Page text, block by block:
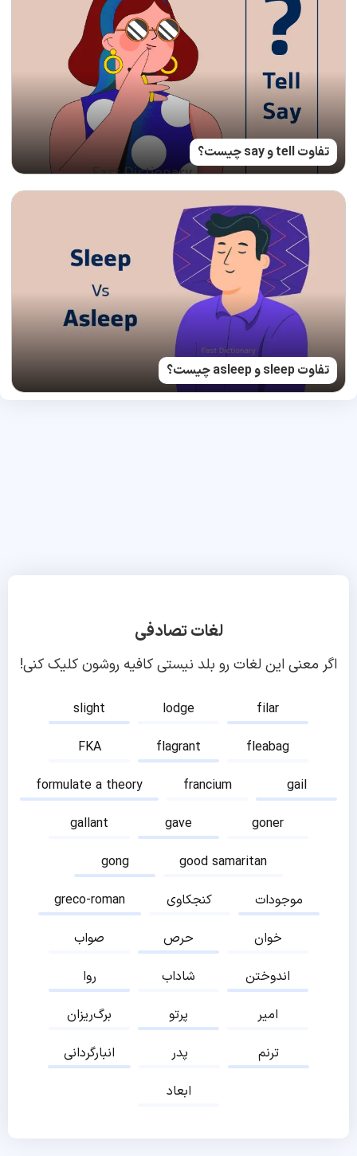
تفاوت tell و say چیست؟
تفاوت sleep و asleep چیست؟
لغات تصادفی
اگر معنی این لغات رو بلد نیستی کافیه روشون کلیک کنی!
slight lodge
filar
FKA
flagrant
fleabag
formulate a theory
francium
gail
gallant
gave
goner
gong
good samaritan
greco-roman
کنجکاوی
موجودات
صواب
حرص
خوان
روا
شاداب
اندوختن
برگ‌ریزان
پرتو
امیر
انبارگردانی
پدر
ترنم
ابعاد